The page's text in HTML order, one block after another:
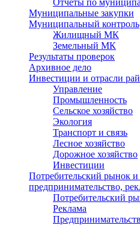
Отчеты по
Муниципальные закупки
Муниципальный контроль
Жилищный МК
Земельный МК
Результаты проверок
Архивное дело
Инвестиции и отрасли
Управление
Промышленность
Сельское хозяйство
Экология
Транспорт и связь
Лесное хозяйство
Дорожное хозяйство
Инвестиции
Потребительский рынок и
предпринимательство,
Потребительский
Реклама